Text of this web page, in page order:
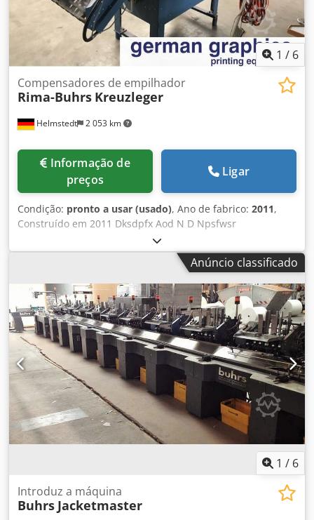
1 / 6
Helmstedt 2 053 km
Compensadores de empilhador
Rima-Buhrs Kreuzleger
preços
Ligar
Condição: pronto a usar (usado), Ano de fabrico: 2011,
Construído em 2011 Dksdpfx Aod N D Npsfwsr
Anúncio classificado
1 / 6
Introduz a máquina
Buhrs Jacketmaster